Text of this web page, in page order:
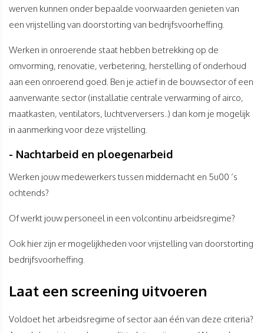
werven kunnen onder bepaalde voorwaarden genieten van
een vrijstelling van doorstorting van bedrijfsvoorheffing.
Werken in onroerende staat hebben betrekking op de
omvorming, renovatie, verbetering, herstelling of onderhoud
aan een onroerend goed. Ben je actief in de bouwsector of een
aanverwante sector (installatie centrale verwarming of airco,
maatkasten, ventilators, luchtverversers..) dan kom je mogelijk
in aanmerking voor deze vrijstelling.
- Nachtarbeid en ploegenarbeid
Werken jouw medewerkers tussen middernacht en 5u00 ‘s
ochtends?
Of werkt jouw personeel in een volcontinu arbeidsregime?
Ook hier zijn er mogelijkheden voor vrijstelling van doorstorting
bedrijfsvoorheffing.
Laat een screening uitvoeren
Voldoet het arbeidsregime of sector aan één van deze criteria?